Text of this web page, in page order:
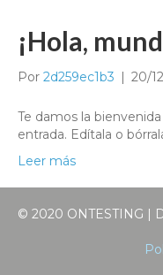
¡Hola,
Por 2d259ec1b3 | 20/
Te damos la
entrada. Edítala o
Leer más
© 2020 ONTESTING |